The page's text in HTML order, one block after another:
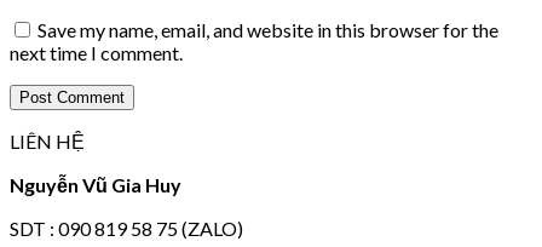
Save my name, email, and website in this browser for the
next time I comment.
LIÊN HỆ
Nguyễn Vũ Gia Huy
SDT : 090 819 58 75 (ZALO)